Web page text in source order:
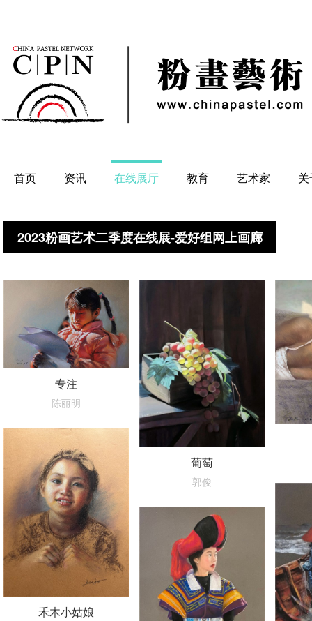
首页 资讯 在线展厅 教育 艺术家
2023粉画艺术二季度在线展-爱好组网上画廊
专注
陈丽明
葡萄
郭俊
禾木小姑娘